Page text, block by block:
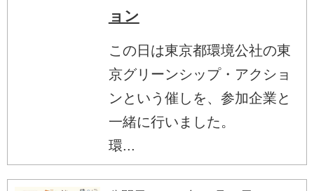
ョン
この日は東京都環境公社の東
京グリーンシップ・アクショ
ンという催しを、参加企業と
一緒に行いました。
環...